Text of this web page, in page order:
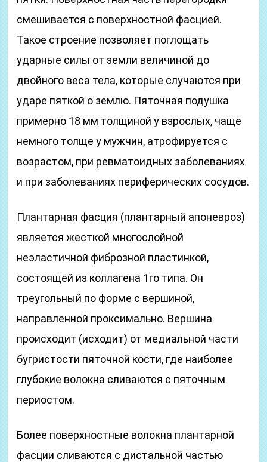
смешивается с поверхностной фасцией.
Такое строение позволяет поглощать
ударные силы от земли величиной до
двойного веса тела, которые случаются при
ударе пяткой о землю. Пяточная подушка
примерно 18 мм толщиной у взрослых, чаще
немного толще у мужчин, атрофируется с
возрастом, при ревматоидных заболеваниях
и при заболеваниях периферических сосудов.
Плантарная фасция (плантарный апоневроз)
является жесткой многослойной
неэластичной фиброзной пластинкой,
состоящей из коллагена 1го типа. Он
треугольный по форме с вершиной,
направленной проксимально. Вершина
происходит (исходит) от медиальной части
бугристости пяточной кости, где наиболее
глубокие волокна сливаются с пяточным
периостом.
Более поверхностные волокна плантарной
фасции сливаются с дистальной частью